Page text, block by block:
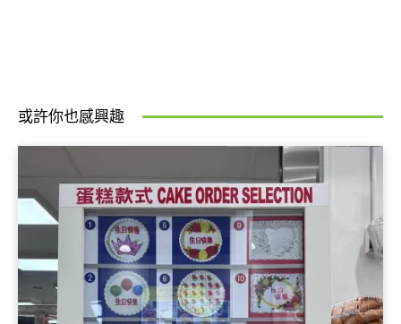
或許你也感興趣